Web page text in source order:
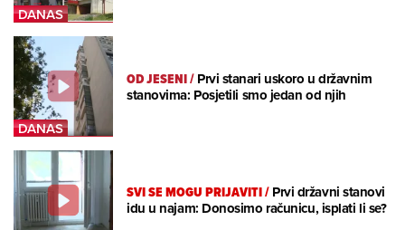
OD JESENI/Prvi stanari uskoro u državnim
stanovima: Posjetili smo jedan od njih
SVI SE MOGU PRIJAVITI/Prvi državni stanovi
idu u najam: Donosimo računicu, isplati li se?